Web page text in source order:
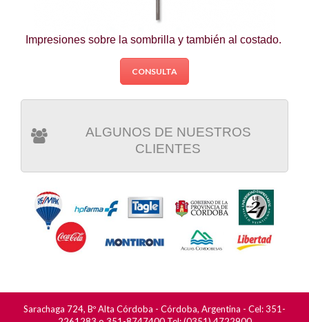
Impresiones sobre la sombrilla y también al costado.
CONSULTA
ALGUNOS DE NUESTROS
CLIENTES
Sarachaga 724, Bº Alta Córdoba - Córdoba, Argentina - Cel: 351-